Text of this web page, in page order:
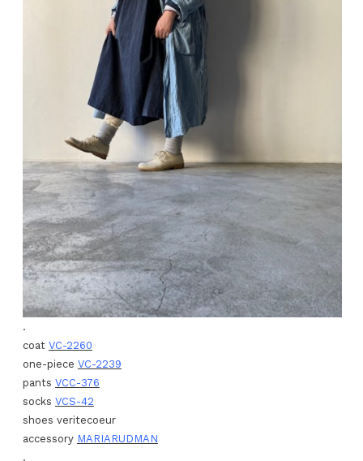
.
coat VC-2260
one-piece VC-2239
pants VCC-376
socks VCS-42
shoes veritecoeur
accessory MARIARUDMAN
.